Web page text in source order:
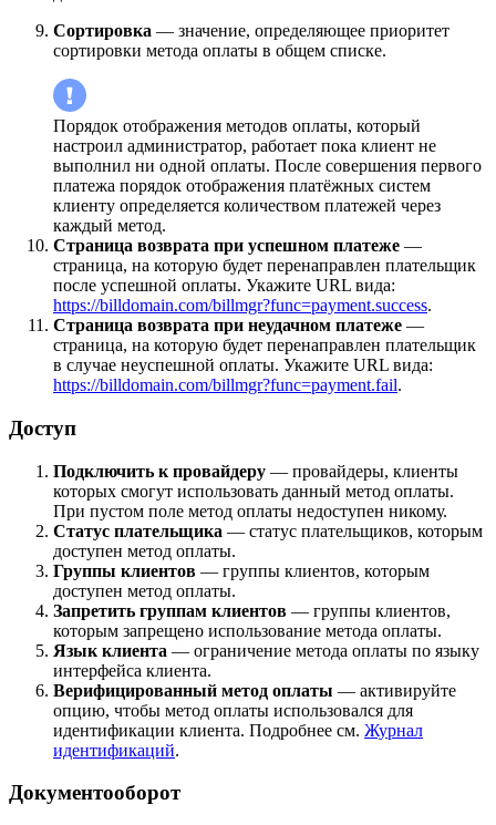
Сортировка — значение, определяющее приоритет
сортировки метода оплаты в общем списке.
Порядок отображения методов оплаты, который
настроил администратор, работает пока клиент не
выполнил ни одной оплаты. После совершения первого
платежа порядок отображения платёжных систем
клиенту определяется количеством платежей через
каждый метод.
Страница возврата при успешном платеже —
страница, на которую будет перенаправлен плательщик
после успешной оплаты. Укажите URL вида:
https://billdomain.com/billmgr?func=payment.success.
Страница возврата при неудачном платеже —
страница, на которую будет перенаправлен плательщик
в случае неуспешной оплаты. Укажите URL вида:
https://billdomain.com/billmgr?func=payment.fail.
Доступ
Подключить к провайдеру — провайдеры, клиенты
которых смогут использовать данный метод оплаты.
При пустом поле метод оплаты недоступен никому.
Статус плательщика — статус плательщиков, которым
доступен метод оплаты.
Группы клиентов — группы клиентов, которым
доступен метод оплаты.
Запретить группам клиентов — группы клиентов,
которым запрещено использование метода оплаты.
Язык клиента — ограничение метода оплаты по языку
интерфейса клиента.
Верифицированный метод оплаты — активируйте
опцию, чтобы метод оплаты использовался для
идентификации клиента. Подробнее см. Журнал
идентификаций.
Документооборот